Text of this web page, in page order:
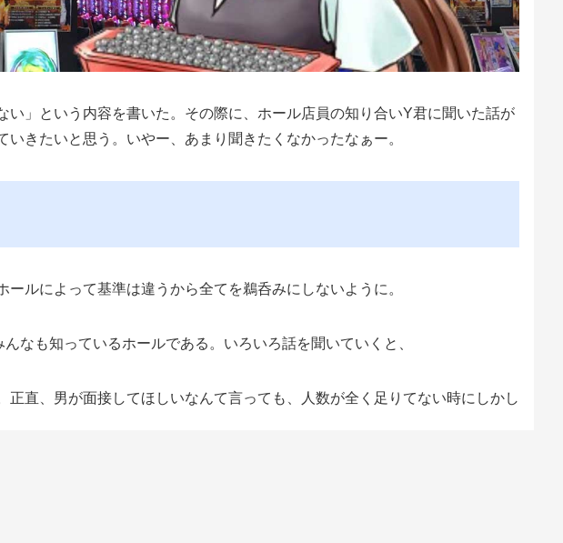
い」という内容を書いた。その際に、ホール店員の知り合いY君に聞いた話が
きたいと思う。いやー、あまり聞きたくなかったなぁー。
ルによって基準は違うから全てを鵜呑みにしないように。
なも知っているホールである。いろいろ話を聞いていくと、
正直、男が面接してほしいなんて言っても、人数が全く足りてない時にしかし